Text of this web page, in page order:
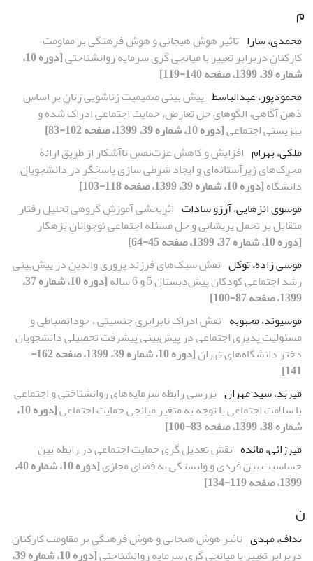
م
محمدی، سارا تاثیر هوش هیجانی و هوش فرهنگی بر مقاومت
کارکنان دربرابر تغییر با میانجی گری سرمایه روانشناختی
[دوره 10،
شماره 39، 1399، صفحه 140-119]
محمودپور، عبدالباسط پیش بینی صمیمیت زناشویی زنان بر اساس
ذهن آگاهی، الگوهای حل تعارض، حمایت اجتماعی ادراک شده و
بهزیستی اجتماعی[دوره 10، شماره 39، 1399، صفحه 102-83]
ملکی، بهرام افزایش و کاهش عزت‌نفس ناآشکار از طریق ارائۀ
محرک‌های زیرآستانه‌ای و ایجاد شرطی سازی پاسخگر در دانشجویان
دانشگاه[دوره 10، شماره 39، 1399، صفحه 118-103]
موسوی انزهایی، آرزو سادات اثربخشی آموزش گروهی تحلیل رفتار
متقابل بر تحمل پریشانی و حل مسئله اجتماعی نوجوانانِ بزهکار
[دوره 10، شماره 37، 1399، صفحه 45-64]
موسی زاده، توکل نقش سبک‌های فرزند پروری والدین در پیش‌بینی
رشد اجتماعی کودکان پیش‌دبستان 5 و 6 ساله
[دوره 10، شماره 37،
1399، صفحه 87-100]
موسیوند، محبوبه نقش ادراک نابرابری جنسیتی ، خودانضباطی و
مسئولیت پذیری اجتماعی در پیش‌بینی پیشرفت تحصیلی دانشجویان
دختر دانشگاه‌های تهران
[دوره 10، شماره 39، 1399، صفحه 162-
141]
میربد، سید مهران بررسی رابطه سرمایه‌های روانشناختی و اجتماعی
با سلامت اجتماعی با توجه به متغیر میانجی حمایت اجتماعی
[دوره 10،
شماره 38، 1399، صفحه 83-100]
میرزائی، مائده نقش تعدیل گری حمایت اجتماعی در رابطه بین
حساسیت بین فردی و وابستگی به فضای مجازی
[دوره 10، شماره 40،
1399، صفحه 119-134]
ن
نداف، مهدی تاثیر هوش هیجانی و هوش فرهنگی بر مقاومت کارکنان
دربرابر تغییر با میانجی گری سرمایه روانشناختی
[دوره 10، شماره 39،